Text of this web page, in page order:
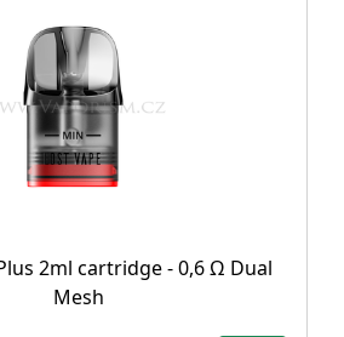
2ml cartridge - 0,6 Ω Dual
Mesh